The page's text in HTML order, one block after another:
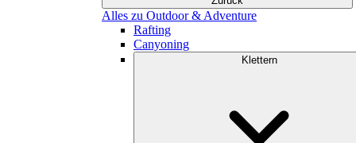
Alles zu Outdoor & Adventure
Rafting
Canyoning
Klettern